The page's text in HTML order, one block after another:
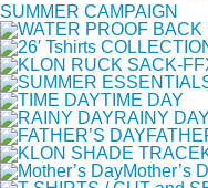
SUMMER CAMPAIGN
TIME DAY
RAINY DAY
Mother’s